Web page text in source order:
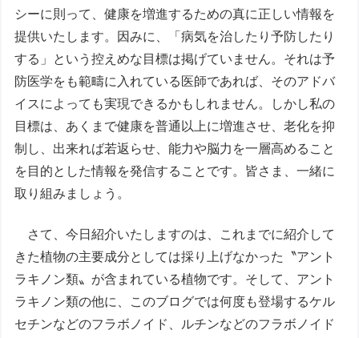
シーに則って、健康を増進するための真に正しい情報を
提供いたします。因みに、「病気を治したり予防したり
する」という控えめな目標は掲げていません。それは予
防医学をも範疇に入れている医師であれば、そのアドバ
イスによっても実現できるかもしれません。しかし私の
目標は、あくまで健康を普通以上に増進させ、老化を抑
制し、出来れば若返らせ、能力や脳力を一層高めること
を目的とした情報を発信することです。皆さま、一緒に
取り組みましょう。
さて、今日紹介いたしますのは、これまでに紹介して
きた植物の主要成分としては採り上げなかった〝アント
ラキノン類〟が含まれている植物です。そして、アント
ラキノン類の他に、このブログでは何度も登場するケル
セチンなどのフラボノイド、ルチンなどのフラボノイド